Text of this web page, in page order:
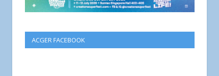
ACGER FACEBOOK